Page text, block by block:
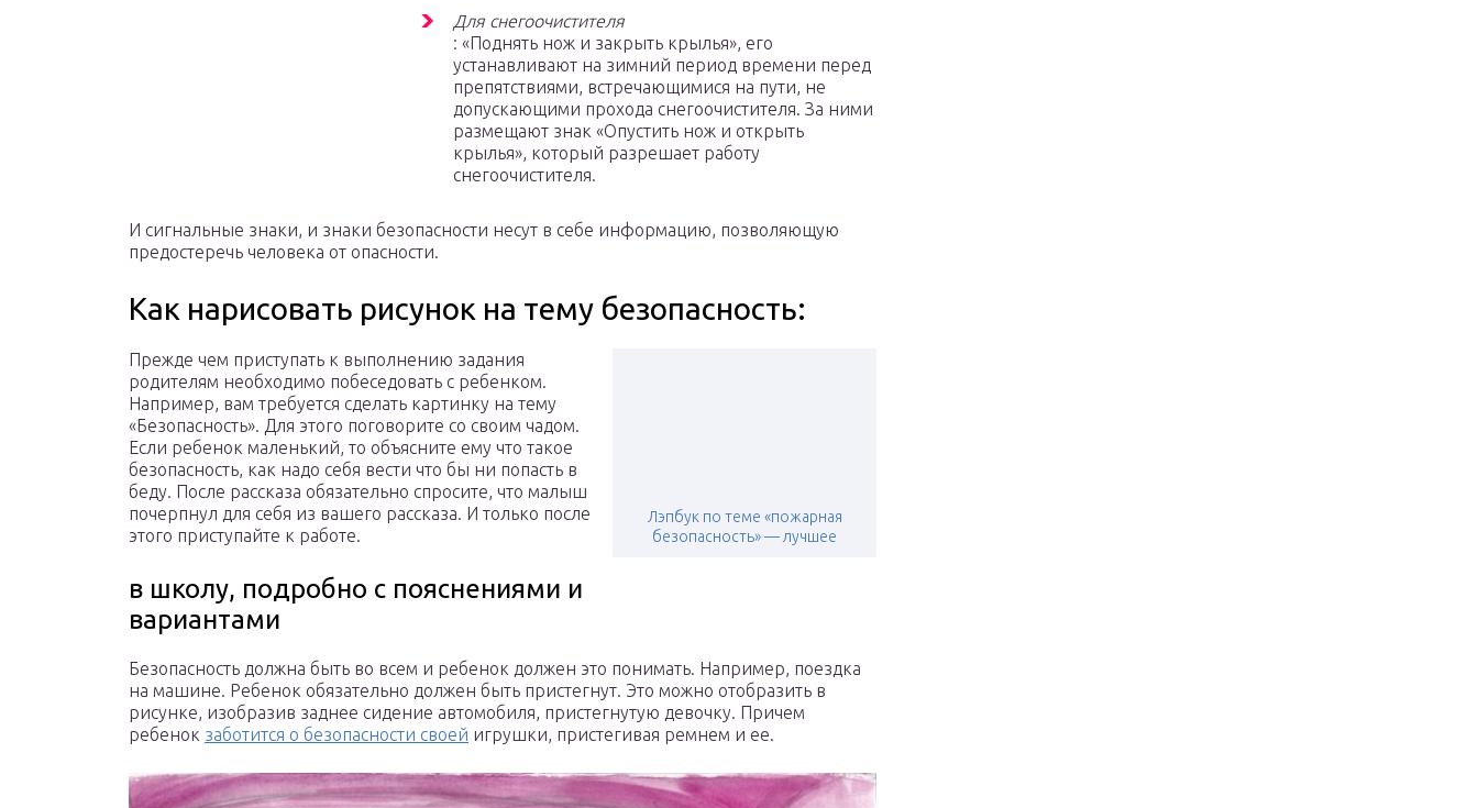
Для снегоочистителя
: «Поднять нож и закрыть крылья», его
устанавливают на зимний период времени перед
препятствиями, встречающимися на пути, не
допускающими прохода снегоочистителя. За ними
размещают знак «Опустить нож и открыть
крылья», который разрешает работу
снегоочистителя.
И сигнальные знаки, и знаки безопасности несут в себе информацию, позволяющую
предостеречь человека от опасности.
Как нарисовать рисунок на тему безопасность:
Лэпбук по теме «пожарная
безопасность» — лучшее
Прежде чем приступать к выполнению задания
родителям необходимо побеседовать с ребенком.
Например, вам требуется сделать картинку на тему
«Безопасность». Для этого поговорите со своим чадом.
Если ребенок маленький, то объясните ему что такое
безопасность, как надо себя вести что бы ни попасть в
беду. После рассказа обязательно спросите, что малыш
почерпнул для себя из вашего рассказа. И только после
этого приступайте к работе.
в школу, подробно с пояснениями и
вариантами
Безопасность должна быть во всем и ребенок должен это понимать. Например, поездка
на машине. Ребенок обязательно должен быть пристегнут. Это можно отобразить в
рисунке, изобразив заднее сидение автомобиля, пристегнутую девочку. Причем
ребенок заботится о безопасности своей игрушки, пристегивая ремнем и ее.